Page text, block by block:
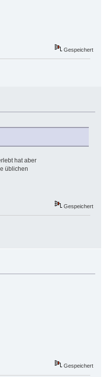
Gespeichert
hat aber
üblichen
Gespeichert
Gespeichert